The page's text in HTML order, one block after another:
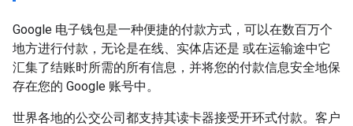
Google 电子钱包是一种便捷的付款方式，可以在数百万个
地方进行付款，无论是在线、实体店还是 或在运输途中它
汇集了结账时所需的所有信息，并将您的付款信息安全地保
存在您的 Google 账号中。
世界各地的公交公司都支持其读卡器接受开环式付款。客户